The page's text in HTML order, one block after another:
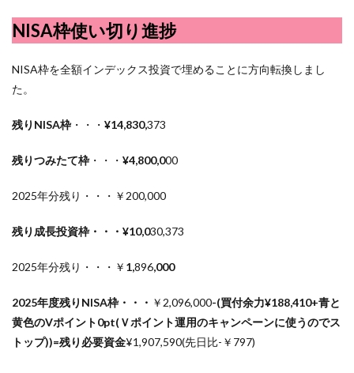
NISA枠使い切り進捗
NISA枠を全額インデックス投資で埋めることに方向転換しまし
た。
残りNISA枠 ・・・ ¥14,830,373
残りつみたて枠 ・・・ ¥4,800,000
2025年分残り・・・￥200,000
残り成長投資枠・・・¥10,030,373
2025年分残り・・・￥ 1,896,000
2025年度残りNISA枠・・・ ￥2,096,000-(買付余力¥188,410+青と
黄色のVポイント0pt(Ｖポイント運用のキャンペーンに使うのでス
トップ))=残り必要資金¥1,907,590(先日比-￥797)